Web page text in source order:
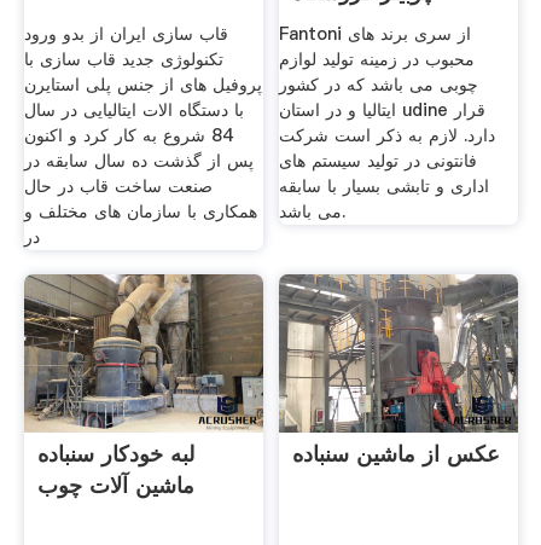
قاب سازی ایران از بدو ورود
تکنولوژی جدید قاب سازی با
پروفیل های از جنس پلی استایرن
با دستگاه الات ایتالیایی در سال
84 شروع به کار کرد و اکنون
پس از گذشت ده سال سابقه در
صنعت ساخت قاب در حال
همکاری با سازمان های مختلف و
در
اینترنتی
Fantoni از سری برند های
محبوب در زمینه تولید لوازم
چوبی می باشد که در کشور
ایتالیا و در استان udine قرار
دارد. لازم به ذکر است شرکت
فانتونی در تولید سیستم های
اداری و تابشی بسیار با سابقه
می باشد.
لبه خودکار سنباده
ماشین آلات چوب
عکس از ماشین سنباده